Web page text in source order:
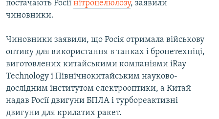
постачають Росії нітроцелюлозу, заявили
чиновники.
Чиновники заявили, що Росія отримала військову
оптику для використання в танках і бронетехніці,
виготовлених китайськими компаніями iRay
Technology і Північнокитайським науково-
дослідним інститутом електрооптики, а Китай
надав Росії двигуни БПЛА і турбореактивні
двигуни для крилатих ракет.